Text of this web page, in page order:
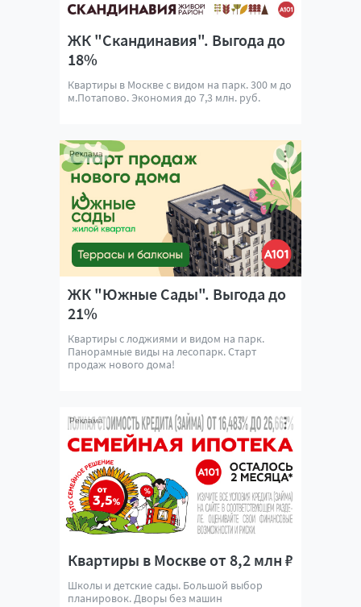
ЖК "Скандинавия". Выгода до
18%
Квартиры в Москве с видом на парк. 300 м до
м.Потапово. Экономия до 7,3 млн. руб.
ЖК "Южные Сады". Выгода до
21%
Квартиры с лоджиями и видом на парк.
Панорамные виды на лесопарк. Старт
продаж нового дома!
Реклама
Квартиры в Москве от 8,2 млн ₽
Школы и детские сады. Большой выбор
планировок. Дворы без машин
Реклама